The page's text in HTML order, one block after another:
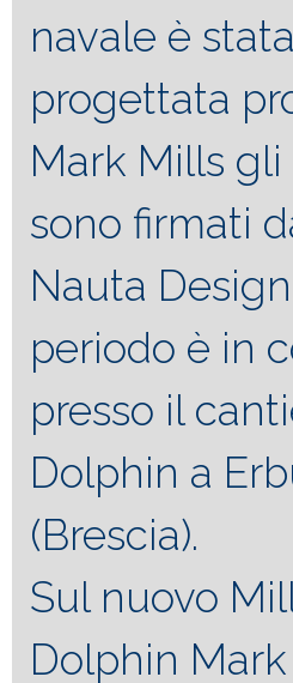
navale è stata
progettata
Mark Mills
sono firmati
Nauta
periodo è in
presso il
Dolphin a
(Brescia).
Sul nuovo
Dolphin